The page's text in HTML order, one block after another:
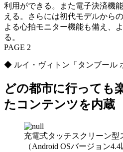
利用ができる。また電子決済機
える。さらには初代モデルから
よる心拍モニター機能も備え、
る。
PAGE 2
◆ ルイ・ヴィトン「タンブール
どの都市に行っても
たコンテンツを内蔵
充電式タッチスクリーン型
（Android OSバージョン